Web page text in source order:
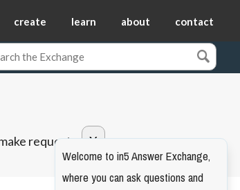
create learn about contact
requests.
Welcome to in5 Answer Exchange,
where you can ask questions and